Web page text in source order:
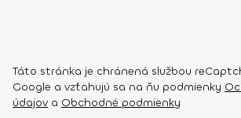
Táto stránka je chránená službou
Google a vzťahujú sa na ňu podmienky
údajov a Obchodné podmienky